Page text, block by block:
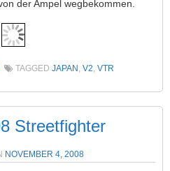
der Ampel wegbekommen.
TAGGED JAPAN , V2, VTR
Streetfighter
NOVEMBER 4, 2008